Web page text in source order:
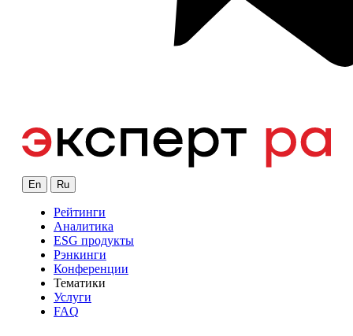
En Ru
Рейтинги
Аналитика
ESG продукты
Рэнкинги
Конференции
Тематики
Услуги
FAQ